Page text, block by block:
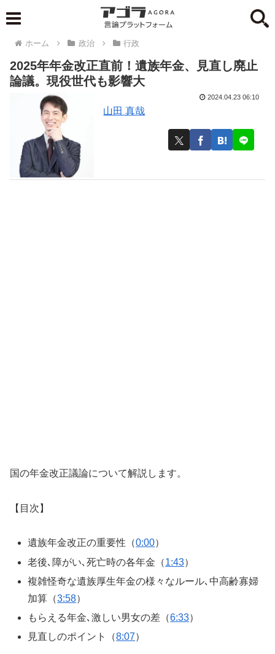
ホーム 政治 行政
2025年年金改正直前！遺族年金、見直し廃止
論議。現役世代も影響大
山田 真哉
2024.04.23 06:10
国の年金改正議論について解説します。
【目次】
遺族年金改正の重要性（0:00）
老後､障がい､死亡時の各年金（1:43）
複雑怪奇な遺族厚生年金の様々なルール､中高齢寡婦
加算（3:58）
もらえる年金､激しい男女の差（6:33）
見直しのポイント（8:07）